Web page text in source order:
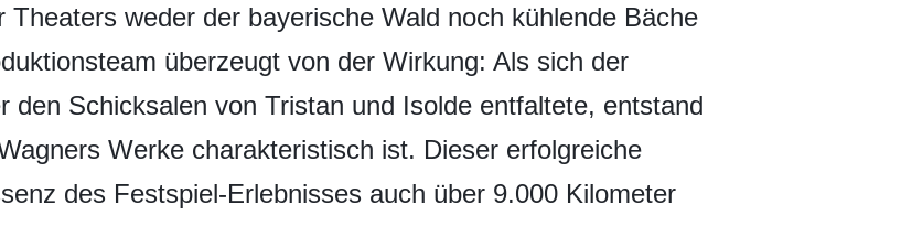
weder der bayerische Wald noch kühlende Bäche
überzeugt von der Wirkung: Als sich der
den Schicksalen von Tristan und Isolde entfaltete, entstand
Werke charakteristisch ist. Dieser erfolgreiche
des Festspiel-Erlebnisses auch über 9.000 Kilometer